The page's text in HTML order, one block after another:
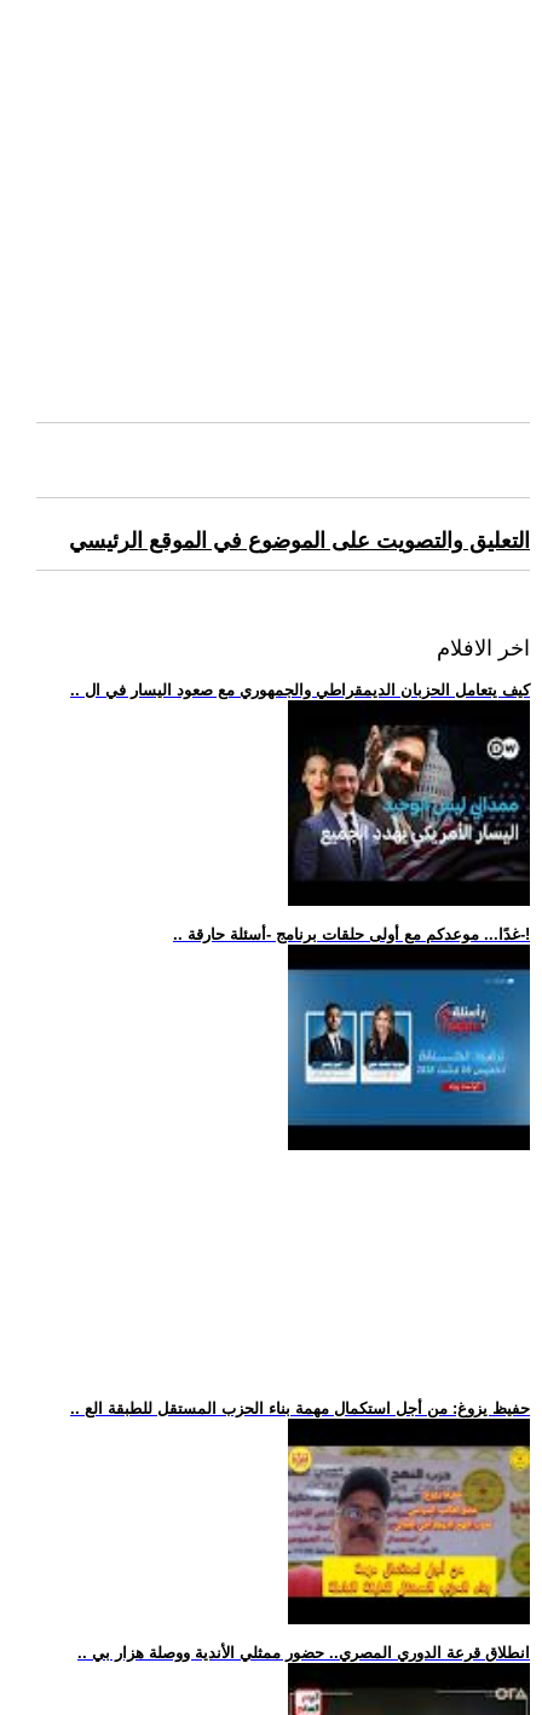
التعليق والتصويت على الموضوع في الموقع الرئيسي
اخر الافلام
.. كيف يتعامل الحزبان الديمقراطي والجمهوري مع صعود اليسار في ال
.. غدًا... موعدكم مع أولى حلقات برنامج -أسئلة حارقة-!
.. حفيظ يزوغ: من أجل استكمال مهمة بناء الحزب المستقل للطبقة الع
.. انطلاق قرعة الدوري المصري.. حضور ممثلي الأندية ووصلة هزار بي